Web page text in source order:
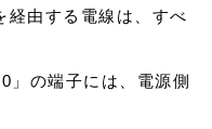
経由する電線は、すべ
」の端子には、電源側